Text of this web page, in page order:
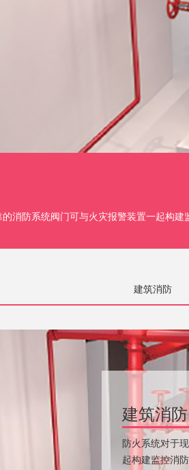
消防系统阀门可与火灾报警装置一起构建
建筑消防
建筑消防
防火系统对于
起构建监控消